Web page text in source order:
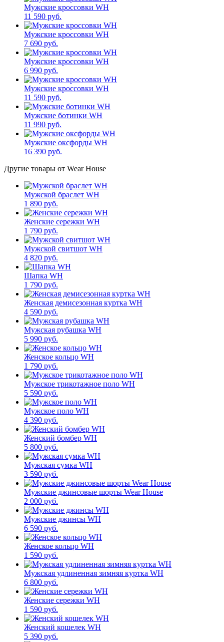
Мужские кроссовки WН
11 590 руб.
Мужские кроссовки WН
7 690 руб.
Мужские кроссовки WН
6 990 руб.
Мужские кроссовки WН
11 590 руб.
Мужские ботинки WH
11 990 руб.
Мужские оксфорды WH
16 390 руб.
Другие товары от Wear House
Мужской браслет WH
1 890 руб.
Женские сережки WH
1 790 руб.
Мужской свитшот WH
4 820 руб.
Шапка WH
1 790 руб.
Женская демисезонная куртка WH
4 590 руб.
Мужская рубашка WH
5 990 руб.
Женское кольцо WH
1 790 руб.
Мужское трикотажное поло WH
5 590 руб.
Мужское поло WH
4 390 руб.
Женский бомбер WH
5 800 руб.
Мужская сумка WH
3 590 руб.
Мужские джинсовые шорты Wear House
2 000 руб.
Мужские джинсы WH
6 590 руб.
Женское кольцо WH
1 590 руб.
Мужская удлиненная зимняя куртка WH
6 800 руб.
Женские сережки WH
1 590 руб.
Женский кошелек WH
5 390 руб.